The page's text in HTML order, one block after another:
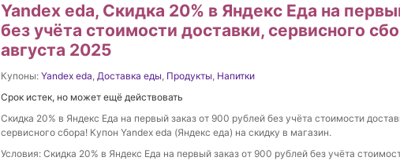
Yandex eda, Скидка 20% в Яндекс Еда на
без учёта стоимости доставки, сервисного
августа 2025
Купоны: Yandex eda, Доставка еды, Продукты, Напитки
Срок истек, но может ещё действовать
Скидка 20% в Яндекс Еда на первый заказ от 900 рублей без учёта стоимости
сервисного сбора! Купон Yandex eda (Яндекс еда) на скидку в магазин.
Условия: Скидка 20% в Яндекс Еда на первый заказ от 900 рублей без учёта